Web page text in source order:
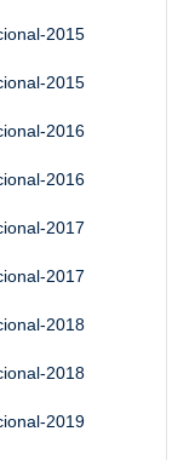
2015
2015
2016
2016
2017
2017
2018
2018
2019